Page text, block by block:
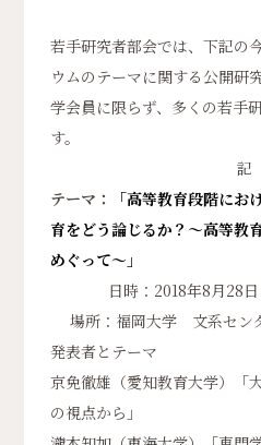
若手研究者部会では、下記の
ウムのテーマに関する公開研
学会員に限らず、多くの若手
す。
記
テーマ：
「高等教育段階に
育をどう論じるか？〜高等教
めぐって〜」
日時：2018年8月28
場所：福岡大学 文系セン
発表者とテーマ
京免徹雄（愛知教育大学）「
の視点から」